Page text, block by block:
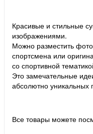
Красивые и стильные
изображениями.
Можно разместить
спортсмена или
со спортивной
Это замечательные
абсолютно уникальных
Все товары можете